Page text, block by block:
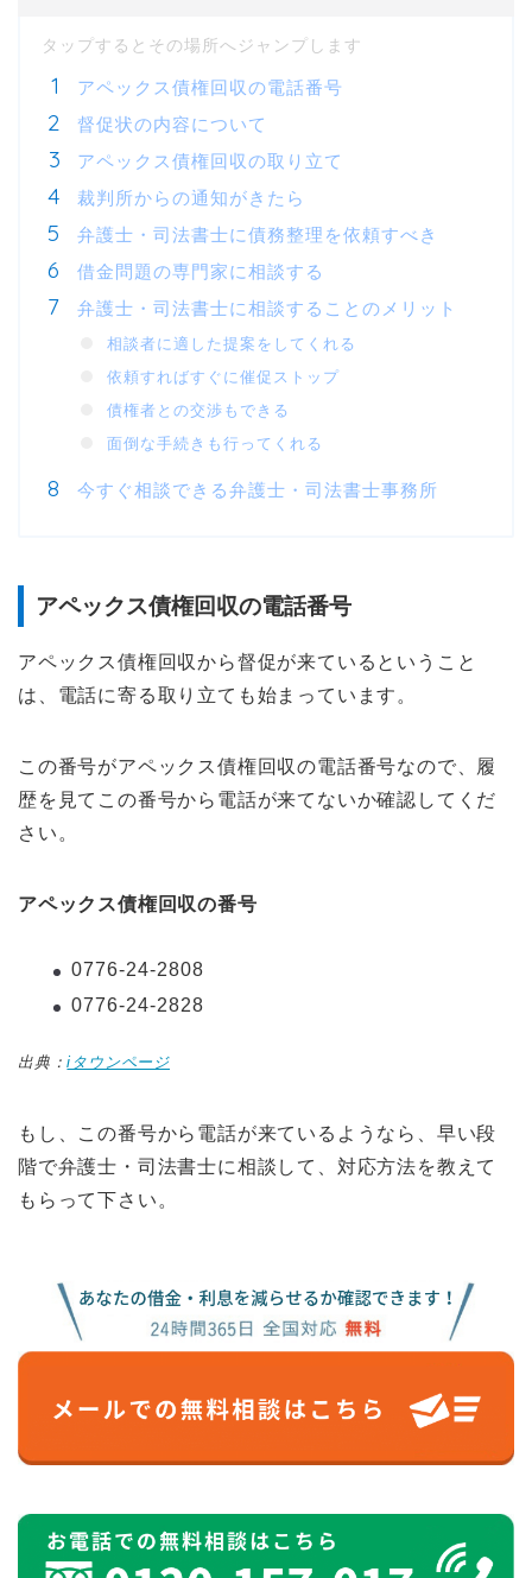
アペックス債権回収の電話番号
督促状の内容について
アペックス債権回収の取り立て
裁判所からの通知がきたら
弁護士・司法書士に債務整理を依頼すべき
借金問題の専門家に相談する
弁護士・司法書士に相談することのメリット
相談者に適した提案をしてくれる
依頼すればすぐに催促ストップ
債権者との交渉もできる
面倒な手続きも行ってくれる
今すぐ相談できる弁護士・司法書士事務所
アペックス債権回収の電話番号
アペックス債権回収から督促が来ているということ
は、電話に寄る取り立ても始まっています。
この番号がアペックス債権回収の電話番号なので、履
歴を見てこの番号から電話が来てないか確認してくだ
さい。
アペックス債権回収の番号
0776-24-2808
0776-24-2828
出典：iタウンページ
もし、この番号から電話が来ているようなら、早い段
階で弁護士・司法書士に相談して、対応方法を教えて
もらって下さい。